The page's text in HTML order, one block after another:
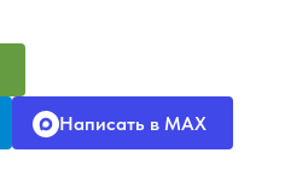
Написать в MAX